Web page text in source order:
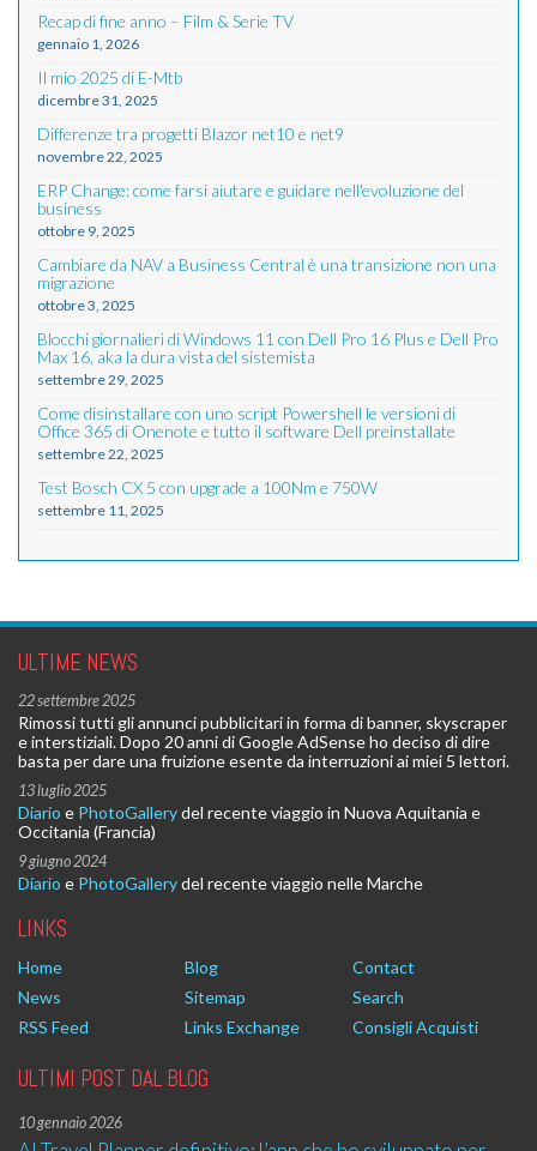
Recap di fine anno – Film & Serie TV
gennaio 1, 2026
Il mio 2025 di E-Mtb
dicembre 31, 2025
Differenze tra progetti Blazor net10 e net9
novembre 22, 2025
ERP Change: come farsi aiutare e guidare nell'evoluzione del
business
ottobre 9, 2025
Cambiare da NAV a Business Central è una transizione non una
migrazione
ottobre 3, 2025
Blocchi giornalieri di Windows 11 con Dell Pro 16 Plus e Dell Pro
Max 16, aka la dura vista del sistemista
settembre 29, 2025
Come disinstallare con uno script Powershell le versioni di
Office 365 di Onenote e tutto il software Dell preinstallate
settembre 22, 2025
Test Bosch CX 5 con upgrade a 100Nm e 750W
settembre 11, 2025
ULTIME NEWS
22 settembre 2025
Rimossi tutti gli annunci pubblicitari in forma di banner, skyscraper
e interstiziali. Dopo 20 anni di Google AdSense ho deciso di dire
basta per dare una fruizione esente da interruzioni ai miei 5 lettori.
13 luglio 2025
Diario e PhotoGallerydel recente viaggio in Nuova Aquitania e
Occitania (Francia)
9 giugno 2024
Diario e PhotoGallerydel recente viaggio nelle Marche
LINKS
Home Blog
Contact
News
Sitemap
Search
RSS Feed
Links Exchange Consigli Acquisti
ULTIMI POST DAL BLOG
10 gennaio 2026